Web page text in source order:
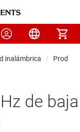
inalámbrica
de baja